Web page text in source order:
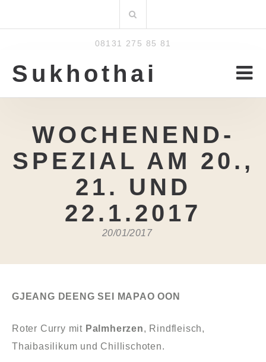
nach:
08131 275 85 81
Sukhothai
WOCHENEND-
SPEZIAL AM 20.,
21. UND
22.1.2017
20/01/2017
GJEANG DEENG SEI MAPAO OON
Roter Curry mit Palmherzen, Rindfleisch,
Thaibasilikum und Chillischoten.